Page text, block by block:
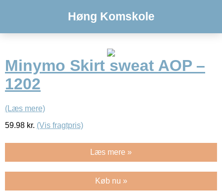
Høng Komskole
Minymo Skirt sweat AOP –
1202
(Læs mere)
59.98 kr. (Vis fragtpris)
Læs mere »
Køb nu »